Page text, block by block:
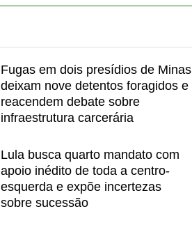
Fugas em dois presídios de Minas
deixam nove detentos foragidos e
reacendem debate sobre
infraestrutura carcerária
Lula busca quarto mandato com
apoio inédito de toda a centro-
esquerda e expõe incertezas
sobre sucessão